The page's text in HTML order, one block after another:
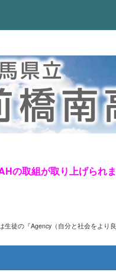
の取組が取り上げられ
生徒の『Agency （自分と社会をより